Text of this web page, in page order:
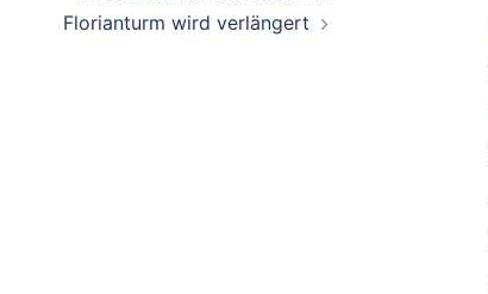
Florianturm wird verlängert